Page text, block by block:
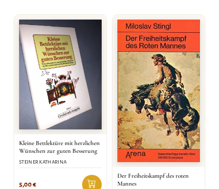
Kleine Bettlektüre mit herzlichen
Wünschen zur guten Besserung
STEINER KATHARINA
5,00€
Der Freiheitskampf des roten
Mannes